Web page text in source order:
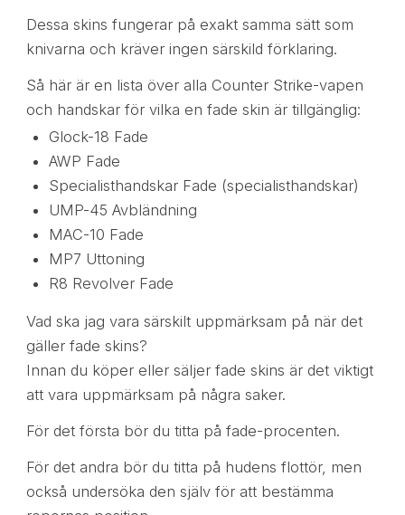
Dessa skins fungerar på exakt samma sätt som
knivarna och kräver ingen särskild förklaring.
Så här är en lista över alla Counter Strike-vapen
och handskar för vilka en fade skin är tillgänglig:
Glock-18 Fade
AWP Fade
Specialisthandskar Fade (specialisthandskar)
UMP-45 Avbländning
MAC-10 Fade
MP7 Uttoning
R8 Revolver Fade
Vad ska jag vara särskilt uppmärksam på när det
gäller fade skins?
Innan du köper eller säljer fade skins är det viktigt
att vara uppmärksam på några saker.
För det första bör du titta på fade-procenten.
För det andra bör du titta på hudens flottör, men
också undersöka den själv för att bestämma